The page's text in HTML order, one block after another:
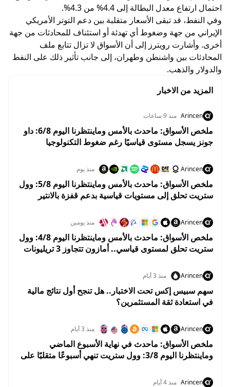
احتمال ارتفاع معدل البطالة إلى 4.4% من 4.3%.
وفي النفط، قد تبقى الأسعار متقلبة بين دعم التوتر الأمريكي
الإيراني من جهة وضغوط أي تهدئة أو استئناف للمحادثات من جهة
أخرى. وأشارت رويترز إلى أن الأسواق لا تزال تتابع ملف
المحادثات بين واشنطن وطهران، إلى جانب تأثير ذلك على النفط
والدولار والذهب.
المزيد من الاخبار
Arincen منذ 9 ساعات
ملخص الأسواق: ماحدث بالأمس وماينتظرنا اليوم 6/8: داو
جونز يسجل مستوى قياسيًا رغم ضغوط التكنولوجيا
Arincen منذ يوم
ملخص الأسواق: ماحدث بالأمس وماينتظرنا اليوم 5/8: وول
ستريت تحلق إلى مستويات قياسية بدعم قفزة بالانتير
Arincen منذ يومين
ملخص الأسواق: ماحدث بالأمس وماينتظرنا اليوم 4/8: وول
ستريت تحلق لمستوى قياسي.. أمازون تتجاوز 3 تريليونات
Arincen منذ 3 أيام
سهم سبيس إكس تحت الاختبار.. هل تنجح أول نتائج مالية
في استعادة ثقة المستثمرين؟
Arincen منذ 3 أيام
ملخص الأسواق: ماحدث في نهاية الأسبوع الماضي
وماينتظرنا اليوم 3/8: وول ستريت تنهي أسبوعًا متقلبًا على
Arincen منذ 4 أيام